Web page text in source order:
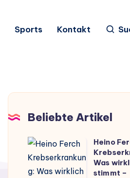
Sports Kontakt
Beliebte Artikel
Heino
Ferch
Krebserkrankung:
Heino
Was
stimmt –